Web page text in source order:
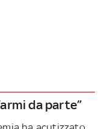
da parte”